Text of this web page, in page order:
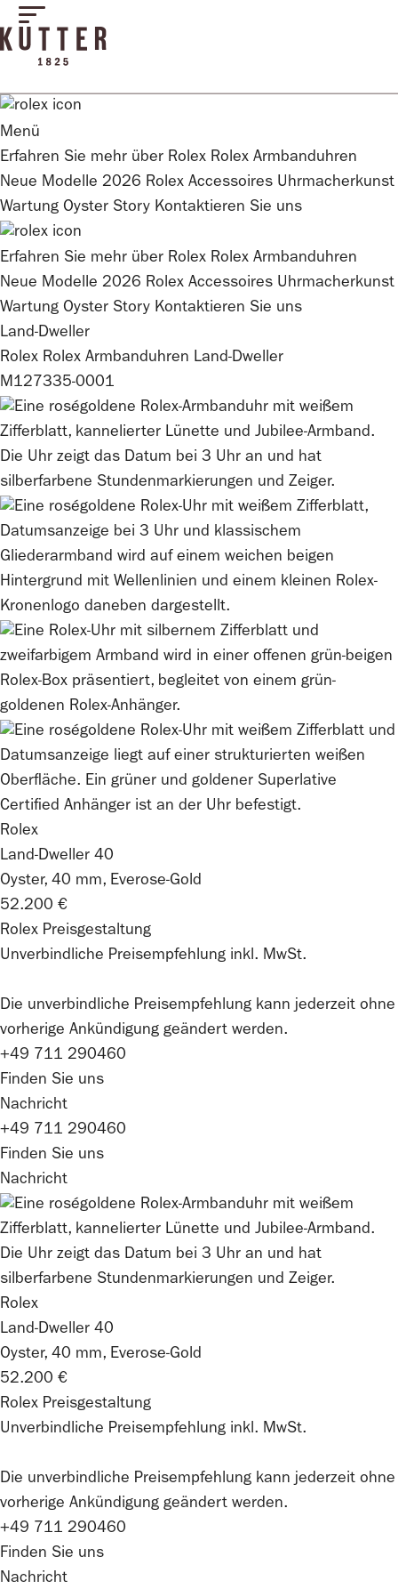
Menü
Erfahren Sie mehr über Rolex Rolex Armbanduhren
Neue Modelle 2026 Rolex Accessoires Uhrmacherkunst
Wartung Oyster Story Kontaktieren Sie uns
Erfahren Sie mehr über Rolex Rolex Armbanduhren
Neue Modelle 2026 Rolex Accessoires Uhrmacherkunst
Wartung Oyster Story Kontaktieren Sie uns
Land-Dweller
Rolex Rolex Armbanduhren Land-Dweller
M127335-0001
Rolex
Land-Dweller 40
Oyster, 40 mm, Everose-Gold
52.200 €
Rolex Preisgestaltung
Unverbindliche Preisempfehlung inkl. MwSt.
Die unverbindliche Preis­empfehlung kann jederzeit ohne
vorherige Ankündigung geändert werden.
+49 711 290460
Finden Sie uns
Nachricht
+49 711 290460
Finden Sie uns
Nachricht
Rolex
Land-Dweller 40
Oyster, 40 mm, Everose-Gold
52.200 €
Rolex Preisgestaltung
Unverbindliche Preisempfehlung inkl. MwSt.
Die unverbindliche Preis­empfehlung kann jederzeit ohne
vorherige Ankündigung geändert werden.
+49 711 290460
Finden Sie uns
Nachricht